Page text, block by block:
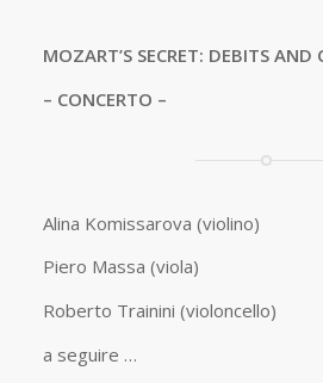
MOZART’S SECRET: DEBITS AND
– CONCERTO –
Alina Komissarova (violino)
Piero Massa (viola)
Roberto Trainini (violoncello)
a seguire …